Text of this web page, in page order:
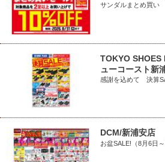
サンダルまとめ買い
TOKYO SHOES
ューコースト新
感謝を込めて 決算
DCM/新浦安店
お盆SALE!（8月6日～